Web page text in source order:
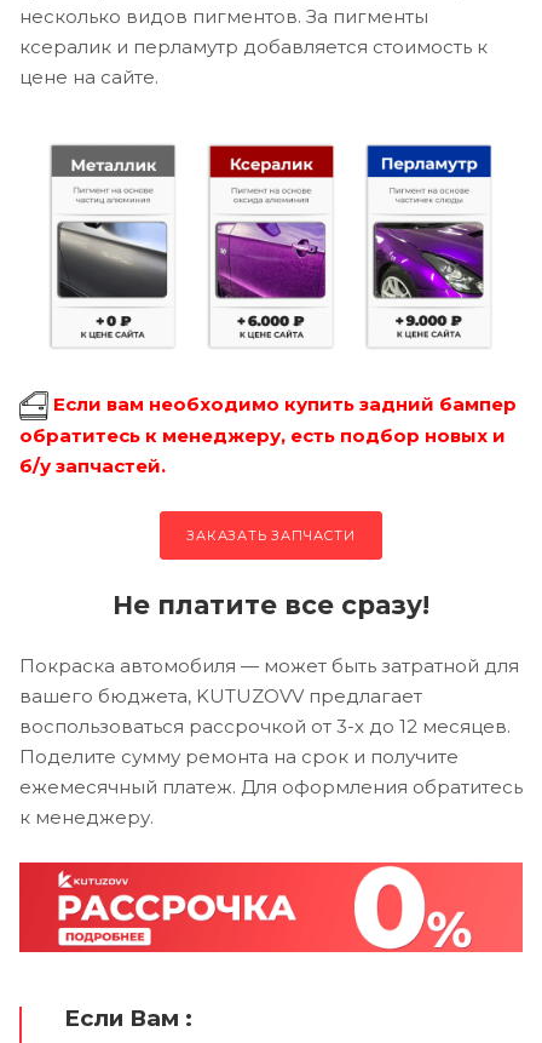
несколько видов пигментов. За пигменты
ксералик и перламутр добавляется стоимость к
цене на сайте.
Если вам необходимо купить задний бампер
обратитесь к менеджеру, есть подбор новых и
б/у запчастей.
ЗАКАЗАТЬ ЗАПЧАСТИ
Не платите все сразу!
Покраска автомобиля — может быть затратной для
вашего бюджета, KUTUZOVV предлагает
воспользоваться рассрочкой от 3-х до 12 месяцев.
Поделите сумму ремонта на срок и получите
ежемесячный платеж. Для оформления обратитесь
к менеджеру.
Если Вам :